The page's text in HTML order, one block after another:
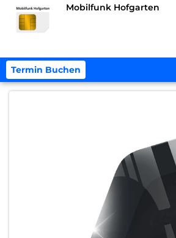
Mobilfunk Hofgarten
Termin Buchen